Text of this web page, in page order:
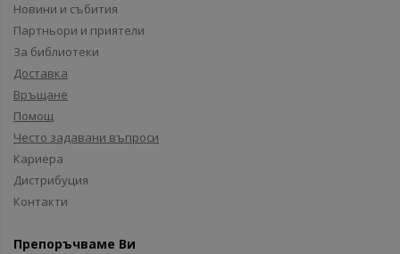
Новини и събития
Партньори и приятели
За библиотеки
Доставка
Връщане
Помощ
Често задавани въпроси
Кариера
Дистрибуция
Контакти
Препоръчваме Ви